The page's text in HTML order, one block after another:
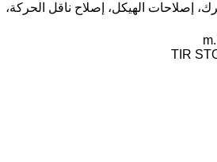
إصلاحات الهيكل، إصلاح ناقل الحركة،
TIR